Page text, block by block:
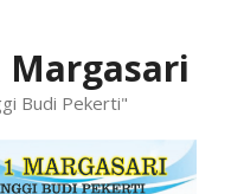
Margasari
Budi Pekerti"